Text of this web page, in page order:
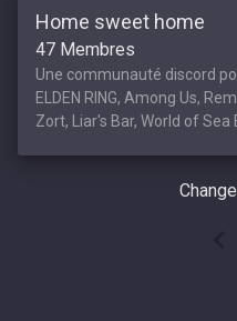
Home sweet home
47 Membres
Une communauté discord
ELDEN RING, Among Us,
Zort, Liar's Bar, World of Sea